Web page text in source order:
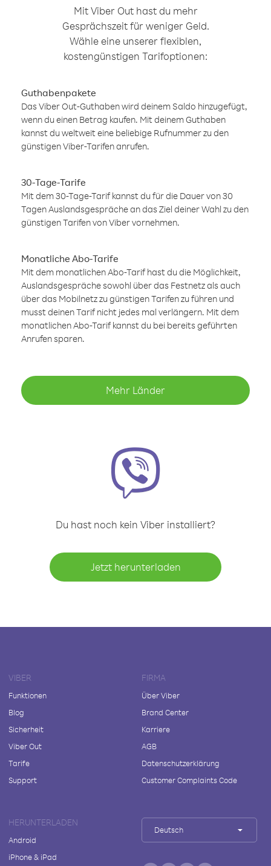
Mit Viber Out hast du mehr
Gesprächszeit für weniger Geld.
Wähle eine unserer flexiblen,
kostengünstigen Tarifoptionen:
Guthabenpakete
Das Viber Out-Guthaben wird deinem Saldo hinzugefügt,
wenn du einen Betrag kaufen. Mit deinem Guthaben
kannst du weltweit eine beliebige Rufnummer zu den
günstigen Viber-Tarifen anrufen.
30-Tage-Tarife
Mit dem 30-Tage-Tarif kannst du für die Dauer von 30
Tagen Auslandsgespräche an das Ziel deiner Wahl zu den
günstigen Tarifen von Viber vornehmen.
Monatliche Abo-Tarife
Mit dem monatlichen Abo-Tarif hast du die Möglichkeit,
Auslandsgespräche sowohl über das Festnetz als auch
über das Mobilnetz zu günstigen Tarifen zu führen und
musst deinen Tarif nicht jedes mal verlängern. Mit dem
monatlichen Abo-Tarif kannst du bei bereits geführten
Anrufen sparen.
Mehr Länder
Du hast noch kein Viber installiert?
Jetzt herunterladen
VIBER
Funktionen
Blog
Sicherheit
Viber Out
Tarife
Support
FIRMA
Über Viber
Brand Center
Karriere
AGB
Datenschutzerklärung
Customer Complaints Code
HERUNTERLADEN
Android
iPhone & iPad
Deutsch